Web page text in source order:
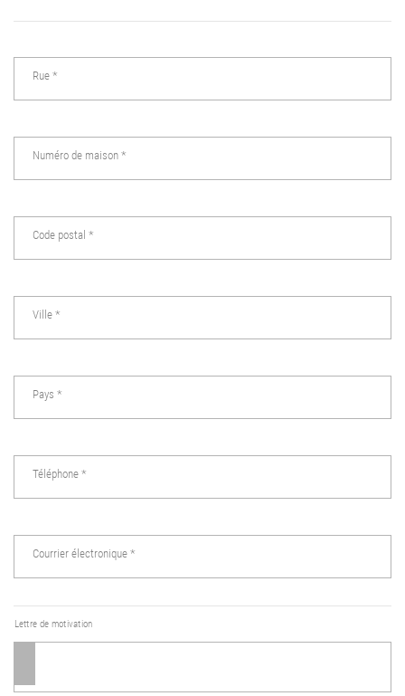
Rue *
Numéro de maison *
Code postal *
Ville *
Pays *
Téléphone *
Courrier électronique *
Lettre de motivation